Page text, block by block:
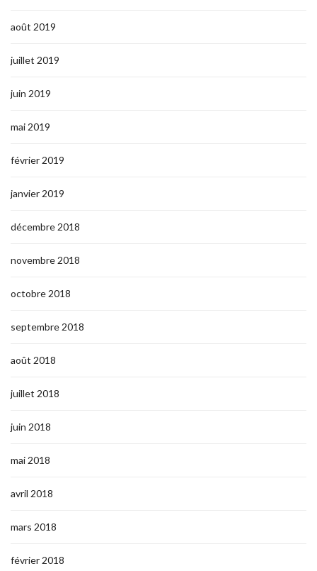
août 2019
juillet 2019
juin 2019
mai 2019
février 2019
janvier 2019
décembre 2018
novembre 2018
octobre 2018
septembre 2018
août 2018
juillet 2018
juin 2018
mai 2018
avril 2018
mars 2018
février 2018